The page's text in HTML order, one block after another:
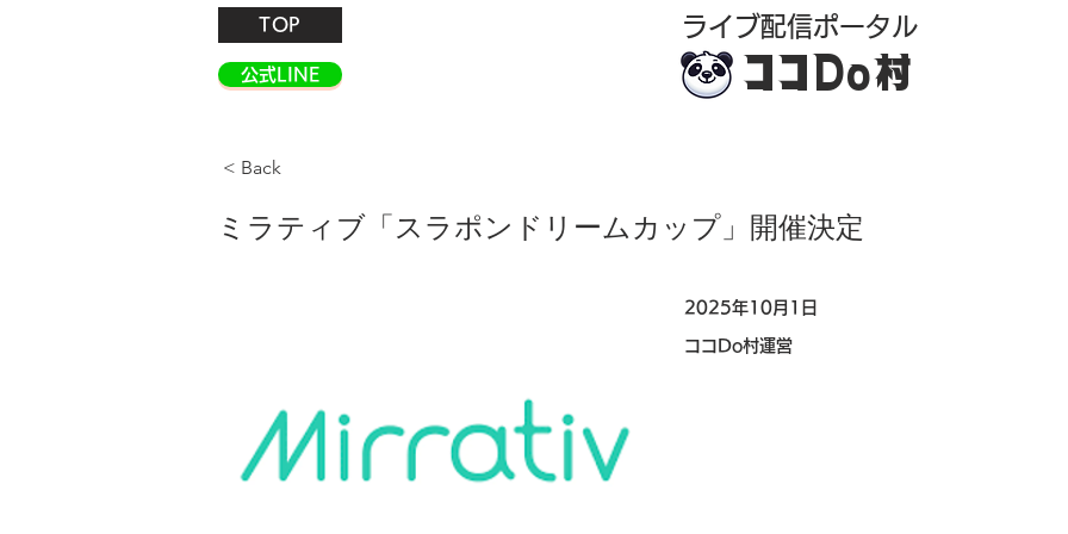
TOP
公式LINE
​ライブ配信ポータル
ココDo村
< Back
ミラティブ「スラポンドリームカップ」開催決定
2025年10月1日
ココDo村運営